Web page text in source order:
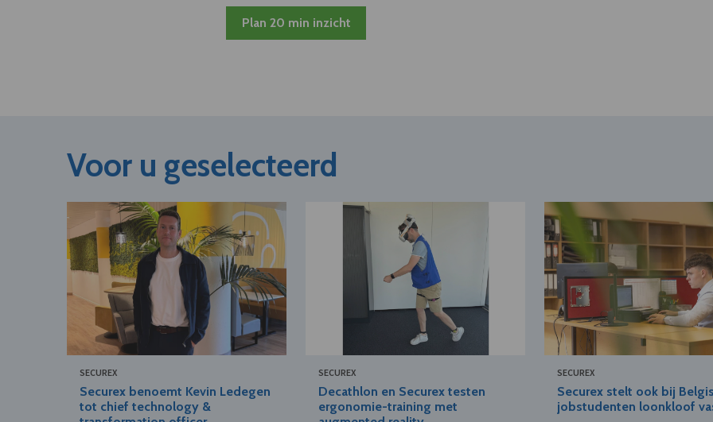
Plan 20 min inzicht
Voor u geselecteerd
SECUREX
Securex benoemt Kevin Ledegen
tot chief technology &
SECUREX
Decathlon en Securex testen
ergonomie-training met
SECUREX
Securex stelt ook bij
jobstudenten loonkloof